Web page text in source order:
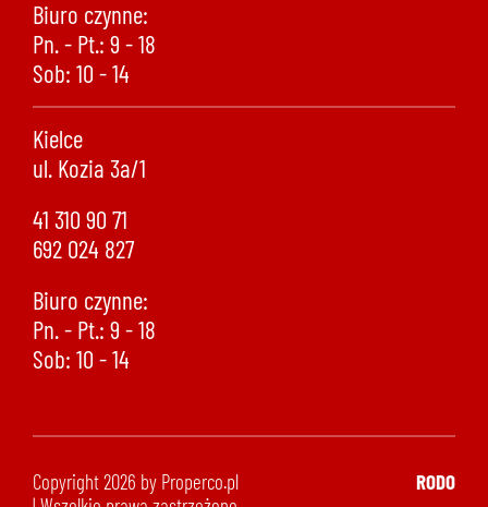
Biuro czynne:
Pn. - Pt.: 9 - 18
Sob: 10 - 14
Kielce
ul. Kozia 3a/1
41 310 90 71
692 024 827
Biuro czynne:
Pn. - Pt.: 9 - 18
Sob: 10 - 14
Copyright 2026 by Properco.pl
RODO